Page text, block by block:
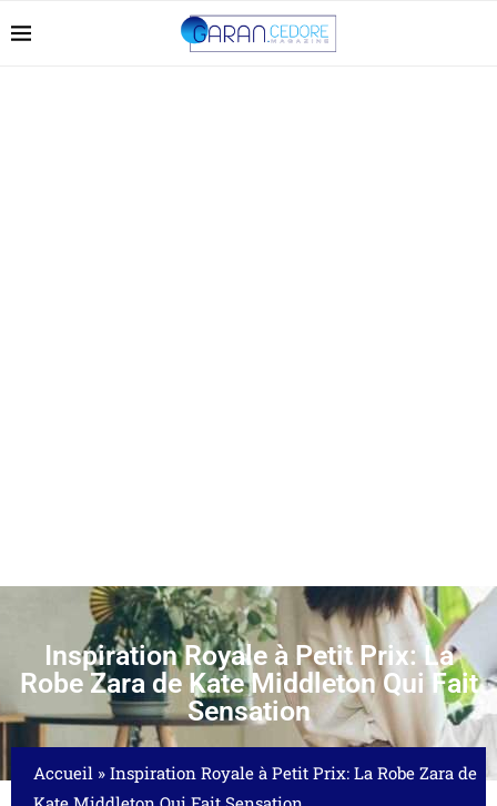
Inspiration Royale à Petit Prix: La
Robe Zara de Kate Middleton Qui Fait
Sensation
Accueil » Inspiration Royale à Petit Prix: La Robe Zara de